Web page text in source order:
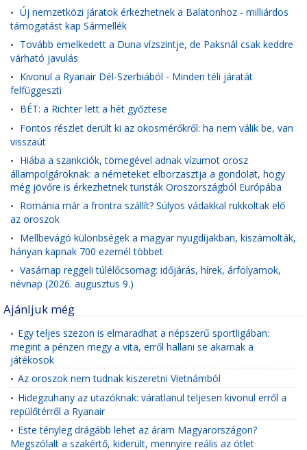
• Új nemzetközi járatok érkezhetnek a Balatonhoz - milliárdos
támogatást kap Sármellék
• Tovább emelkedett a Duna vízszintje, de Paksnál csak keddre
várható javulás
• Kivonul a Ryanair Dél-Szerbiából - Minden téli járatát
felfüggeszti
• BÉT: a Richter lett a hét győztese
• Fontos részlet derült ki az okosmérőkről: ha nem válik be, van
visszaút
• Hiába a szankciók, tömegével adnak vízumot orosz
állampolgároknak: a németeket elborzasztja a gondolat, hogy
még jövőre is érkezhetnek turisták Oroszországból Európába
• Románia már a frontra szállít? Súlyos vádakkal rukkoltak elő
az oroszok
• Mellbevágó különbségek a magyar nyugdíjakban, kiszámolták,
hányan kapnak 700 ezernél többet
• Vasárnap reggeli túlélőcsomag: időjárás, hírek, árfolyamok,
névnap (2026. augusztus 9.)
Ajánljuk még
• Egy teljes szezon is elmaradhat a népszerű sportligában:
megint a pénzen megy a vita, erről hallani se akarnak a
játékosok
• Az oroszok nem tudnak kiszeretni Vietnámból
• Hidegzuhany az utazóknak: váratlanul teljesen kivonul erről a
repülőtérről a Ryanair
• Este tényleg drágább lehet az áram Magyarországon?
Megszólalt a szakértő, kiderült, mennyire reális az ötlet